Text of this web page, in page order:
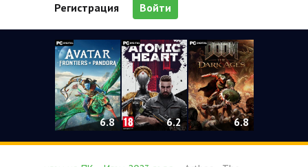
Регистрация Войти
6.8 6.2 6.8